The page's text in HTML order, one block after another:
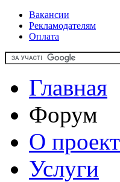
Вакансии
Рекламодателям
Оплата
Главная
Форум
О
Услуги